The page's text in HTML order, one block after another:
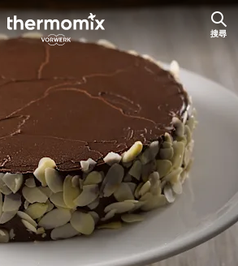
搜尋